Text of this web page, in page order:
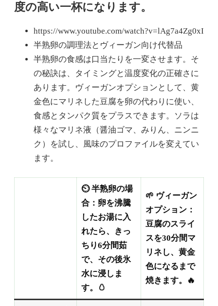
度の高い一杯になります。
https://www.youtube.com/watch?v=lAg7a4Zg0xI
半熟卵の調理法とヴィーガン向け代替品
半熟卵の食感は口当たりを一変させます。そ
の秘訣は、タイミングと温度変化の正確さに
あります。ヴィーガンオプションとして、黄
金色にマリネした豆腐を卵の代わりに使い、
食感とタンパク質をプラスできます。ソラは
様々なマリネ液（醤油ゴマ、みりん、ニンニ
ク）を試し、風味のプロファイルを変えてい
ます。
⏲️ 半熟卵の場
合：卵を沸騰
したお湯に入
れたら、きっ
ちり6分間茹
で、その後氷
水に浸しま
す。🥚
🌱 ヴィーガン
オプション：
豆腐のスライ
スを30分間マ
リネし、黄金
色になるまで
焼きます。🔥